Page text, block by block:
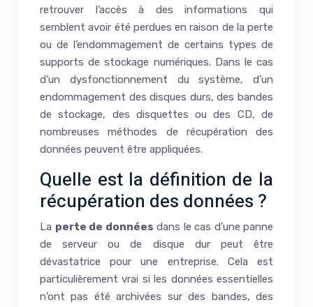
retrouver l’accès à des informations qui
semblent avoir été perdues en raison de la perte
ou de l’endommagement de certains types de
supports de stockage numériques. Dans le cas
d’un dysfonctionnement du système, d’un
endommagement des disques durs, des bandes
de stockage, des disquettes ou des CD, de
nombreuses méthodes de récupération des
données peuvent être appliquées.
Quelle est la définition de la
récupération des données ?
La perte de données dans le cas d’une panne
de serveur ou de disque dur peut être
dévastatrice pour une entreprise. Cela est
particulièrement vrai si les données essentielles
n’ont pas été archivées sur des bandes, des